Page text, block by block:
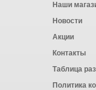
Наши
Новости
Акции
Контакты
Таблица
Политика